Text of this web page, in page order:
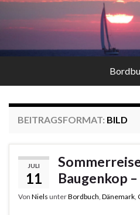
BEITRAGSFORMAT: BILD
JULI
11
Baugenkop
Von Niels unterBordbuch Dänemark